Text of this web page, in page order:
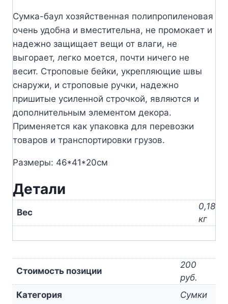
Сумка-баул хозяйственная полипропиленовая
очень удобна и вместительна, не промокает и
надежно защищает вещи от влаги, не
выгорает, легко моется, почти ничего не
весит. Строповые бейки, укрепляющие швы
снаружи, и строповые ручки, надежно
пришитые усиленной строчкой, являются и
дополнительным элементом декора.
Применяется как упаковка для перевозки
товаров и транспортировки грузов.
Размеры: 46*41*20см
Детали
Вес
0,18
кг
Стоимость позиции
200
руб.
Категория
Сумки